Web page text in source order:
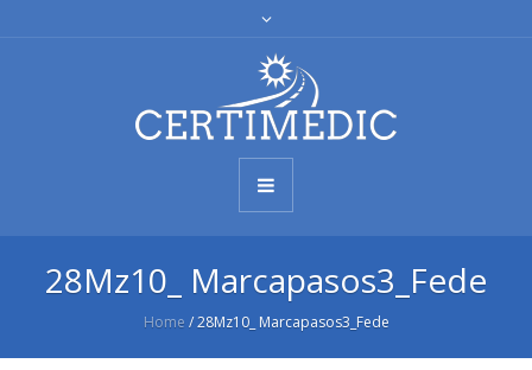
28Mz10_ Marcapasos3_Fede
Home /28Mz10_ Marcapasos3_Fede